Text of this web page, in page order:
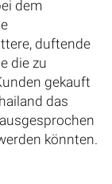
dem
duftende
die zu
gekauft
das
könnten.